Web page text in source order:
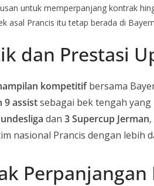
untuk memperpanjang kontrak
asal Prancis itu tetap berada di
dan Prestasi
kompetitifbersama
9 assistsebagai bek tengah
dan 3 Supercup Jerman
nasional Prancis dengan lebih